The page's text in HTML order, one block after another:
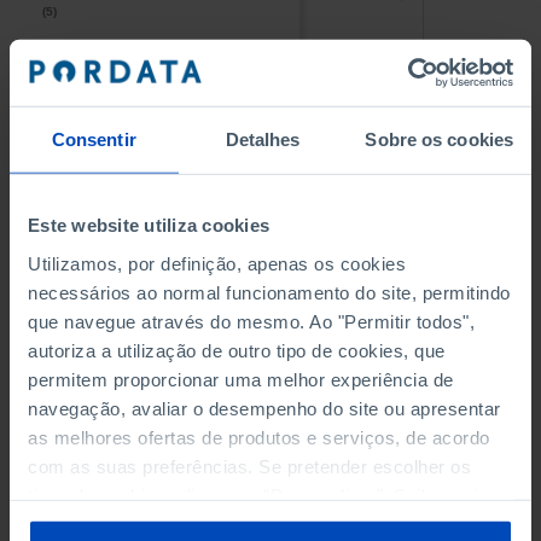
Consentir Detalhes Sobre os cookies
Este website utiliza cookies
Utilizamos, por definição, apenas os cookies
necessários ao normal funcionamento do site, permitindo
que navegue através do mesmo. Ao "Permitir todos",
autoriza a utilização de outro tipo de cookies, que
permitem proporcionar uma melhor experiência de
navegação, avaliar o desempenho do site ou apresentar
as melhores ofertas de produtos e serviços, de acordo
com as suas preferências. Se pretender escolher os
sobre cookies através da gestão de preferências ou da
(5)
(5)
PESSOAL AO SERVIÇO NAS
PESSOAL AO SERVIÇO NAS
DO MUNICÍPIO (%)
Empresas não financeiras
DO MUNICÍPIO (%)
Empresas não financeiras
VOLUME DE NEGÓCIOS DAS
QUATRO MAIORES EMPRESAS
DO MUNICÍPIO (%)
VOLUME DE NEGÓCIOS DAS
QUATRO MAIORES EMPRESAS
DO MUNICÍPIO (%)
-
BANCOS, CAIXAS ECONÓMICAS
BANCOS, CAIXAS ECONÓMICAS
CAIXAS DE CRÉDITO AGRÍCOLA
CAIXAS DE CRÉDITO AGRÍCOLA